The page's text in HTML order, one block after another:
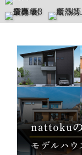
スタッフブロ
営業時間／
タ